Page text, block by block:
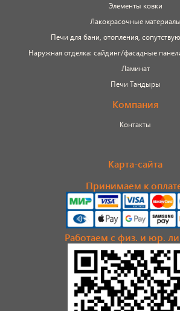
Элементы ковки
Лакокрасочные материалы
Печи для бани, отопления,
Наружная отделка: сайдинг/фасадные
Ламинат
Печи Тандыры
Компания
Контакты
Карта-сайта
Принимаем к
Работаем с физ. и юр.